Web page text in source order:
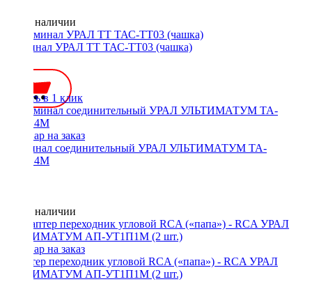
Нет в наличии
Терминал УРАЛ ТТ ТАС-ТТ03 (чашка)
Купить в 1 клик
Терминал соединительный УРАЛ УЛЬТИМАТУМ ТА-
УТ4П4М
Нет в наличии
Адаптер переходник угловой RCA («папа») - RCA УРАЛ
УЛЬТИМАТУМ АП-УТ1П1М (2 шт.)